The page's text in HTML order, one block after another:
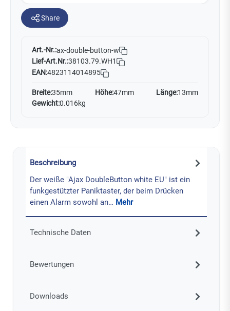
Share
Art.-Nr.:ax-double-button-w
Lief-Art.Nr.:38103.79.WH1
EAN:4823114014895
Breite:35mm Höhe:47mm Länge:13mm
Gewicht:0.016kg
Beschreibung
Der weiße "Ajax DoubleButton white EU" ist ein
funkgestützter Paniktaster, der beim Drücken
einen Alarm sowohl an… Mehr
Technische Daten
Bewertungen
Downloads